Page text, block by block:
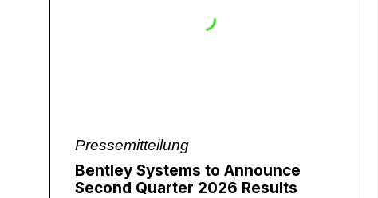
Pressemitteilung
Bentley Systems to Announce
Second Quarter 2026 Results